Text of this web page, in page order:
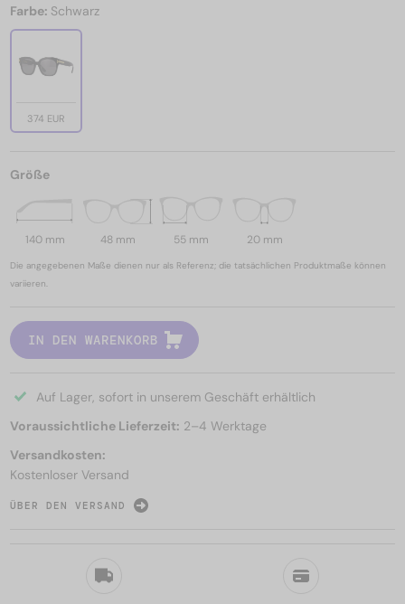
Farbe: Schwarz
374 EUR
Größe
140 mm 48 mm 55 mm 20 mm
Die angegebenen Maße dienen nur als Referenz; die tatsächlichen Produktmaße können
variieren.
IN DEN WARENKORB
Auf Lager, sofort in unserem Geschäft erhältlich
Voraussichtliche Lieferzeit: 2–4 Werktage
Versandkosten:
Kostenloser Versand
ÜBER DEN VERSAND